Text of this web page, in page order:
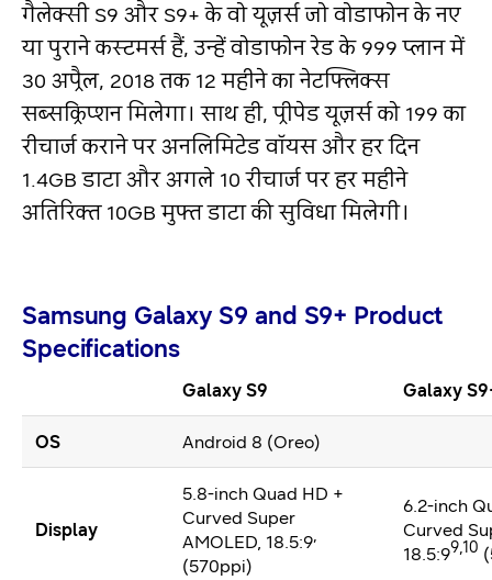
गैलेक्सी S9 और S9+ के वो यूज़र्स जो वोडाफोन के नए
या पुराने कस्टमर्स हैं, उन्हें वोडाफोन रेड के 999 प्लान में
30 अप्रैल, 2018 तक 12 महीने का नेटफ्लिक्स
सब्सक्रिप्शन मिलेगा। साथ ही, प्रीपेड यूज़र्स को 199 का
रीचार्ज कराने पर अनलिमिटेड वॉयस और हर दिन
1.4GB डाटा और अगले 10 रीचार्ज पर हर महीने
अतिरिक्त 10GB मुफ्त डाटा की सुविधा मिलेगी।
Samsung Galaxy S9 and S9+ Product
Specifications
Galaxy S9 Galaxy
OS Android 8 (Oreo)
Display
5.8-inch Quad HD +
Curved Super
AMOLED, 18.5:9,
(570ppi)
6.2-inch
Curved
18.5:99,10